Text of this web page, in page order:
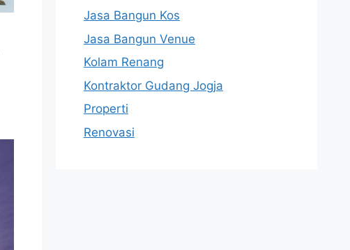
Jasa Bangun Kos
Jasa Bangun Venue
Kolam Renang
Kontraktor Gudang Jogja
Properti
Renovasi